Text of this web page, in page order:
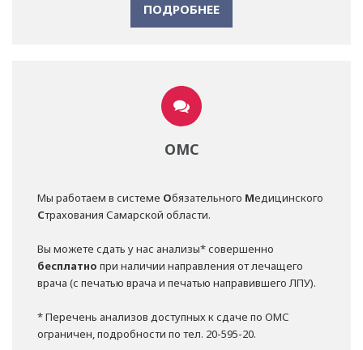
ПОДРОБНЕЕ
ОМС
Мы работаем в системе Обязательного Медицинского
Страхования Самарской области.
Вы можете сдать у нас анализы* совершенно
бесплатно при наличии направления от лечащего
врача (с печатью врача и печатью направившего ЛПУ).
* Перечень анализов доступных к сдаче по ОМС
ограничен, подробности по тел. 20-595-20.